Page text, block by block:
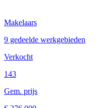
Makelaars
9 gedeelde werkgebieden
Verkocht
143
Gem. prijs